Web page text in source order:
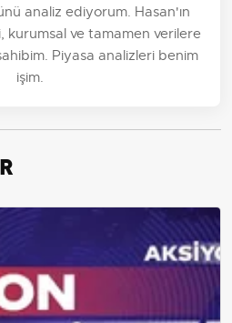
analiz ediyorum. Hasan'ın
kurumsal ve tamamen verilere
Piyasa analizleri benim
işim.